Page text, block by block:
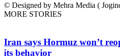
© Designed by Mehra Media (
MORE STORIES
Iran says Hormuz won’t
its behavior